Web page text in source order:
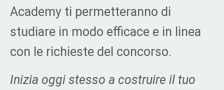
Academy ti permetteranno di
studiare in modo efficace e in linea
con le richieste del concorso.
Inizia oggi stesso a costruire il tuo